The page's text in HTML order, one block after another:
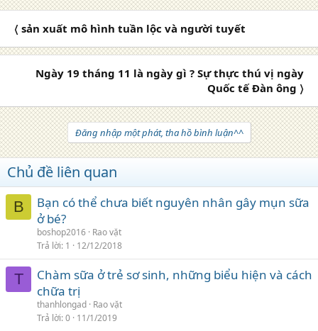
〈 sản xuất mô hình tuần lộc và người tuyết
Ngày 19 tháng 11 là ngày gì ? Sự thực thú vị ngày
Quốc tế Đàn ông 〉
Đăng nhập một phát, tha hồ bình luận^^
Chủ đề liên quan
B
Bạn có thể chưa biết nguyên nhân gây mụn sữa
ở bé?
boshop2016 Rao vặt
Trả lời 1 12/12/2018
T
Chàm sữa ở trẻ sơ sinh, những biểu hiện và cách
chữa trị
thanhlongad Rao vặt
Trả lời 0 11/1/2019